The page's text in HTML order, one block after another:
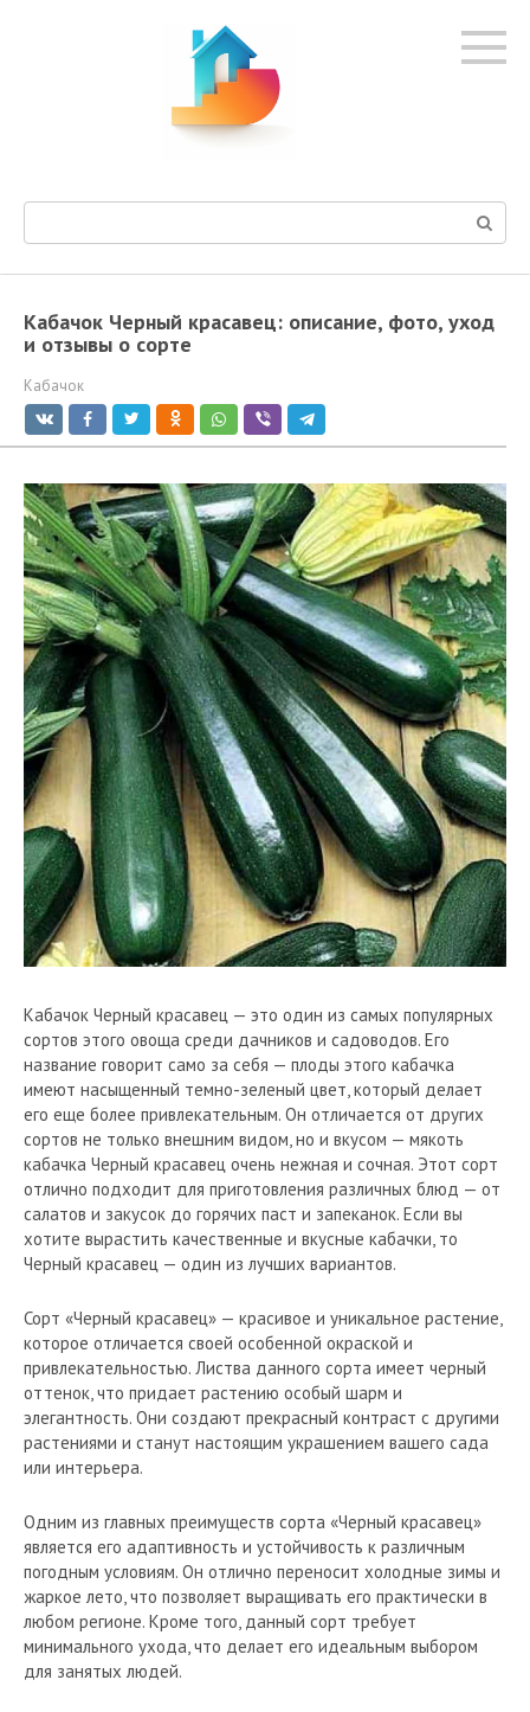
Кабачок Черный красавец: описание, фото, уход
и отзывы о сорте
Кабачок
Кабачок Черный красавец — это один из самых популярных
сортов этого овоща среди дачников и садоводов. Его
название говорит само за себя — плоды этого кабачка
имеют насыщенный темно-зеленый цвет, который делает
его еще более привлекательным. Он отличается от других
сортов не только внешним видом, но и вкусом — мякоть
кабачка Черный красавец очень нежная и сочная. Этот сорт
отлично подходит для приготовления различных блюд — от
салатов и закусок до горячих паст и запеканок. Если вы
хотите вырастить качественные и вкусные кабачки, то
Черный красавец — один из лучших вариантов.
Сорт «Черный красавец» — красивое и уникальное растение,
которое отличается своей особенной окраской и
привлекательностью. Листва данного сорта имеет черный
оттенок, что придает растению особый шарм и
элегантность. Они создают прекрасный контраст с другими
растениями и станут настоящим украшением вашего сада
или интерьера.
Одним из главных преимуществ сорта «Черный красавец»
является его адаптивность и устойчивость к различным
погодным условиям. Он отлично переносит холодные зимы и
жаркое лето, что позволяет выращивать его практически в
любом регионе. Кроме того, данный сорт требует
минимального ухода, что делает его идеальным выбором
для занятых людей.